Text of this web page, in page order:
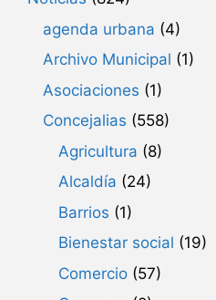
agenda urbana (4)
Archivo Municipal (1)
Asociaciones (1)
Concejalias (558)
Agricultura (8)
Alcaldía (24)
Barrios (1)
Bienestar social (19)
Comercio (57)